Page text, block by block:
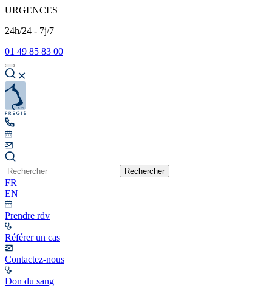
URGENCES
24h/24 - 7j/7
01 49 85 83 00
Rechercher
FR
EN
Prendre rdv
Référer un cas
Contactez-nous
Don du sang